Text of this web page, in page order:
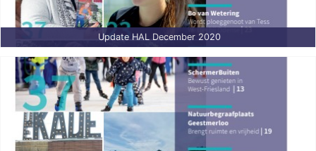
Update HAL December 2020